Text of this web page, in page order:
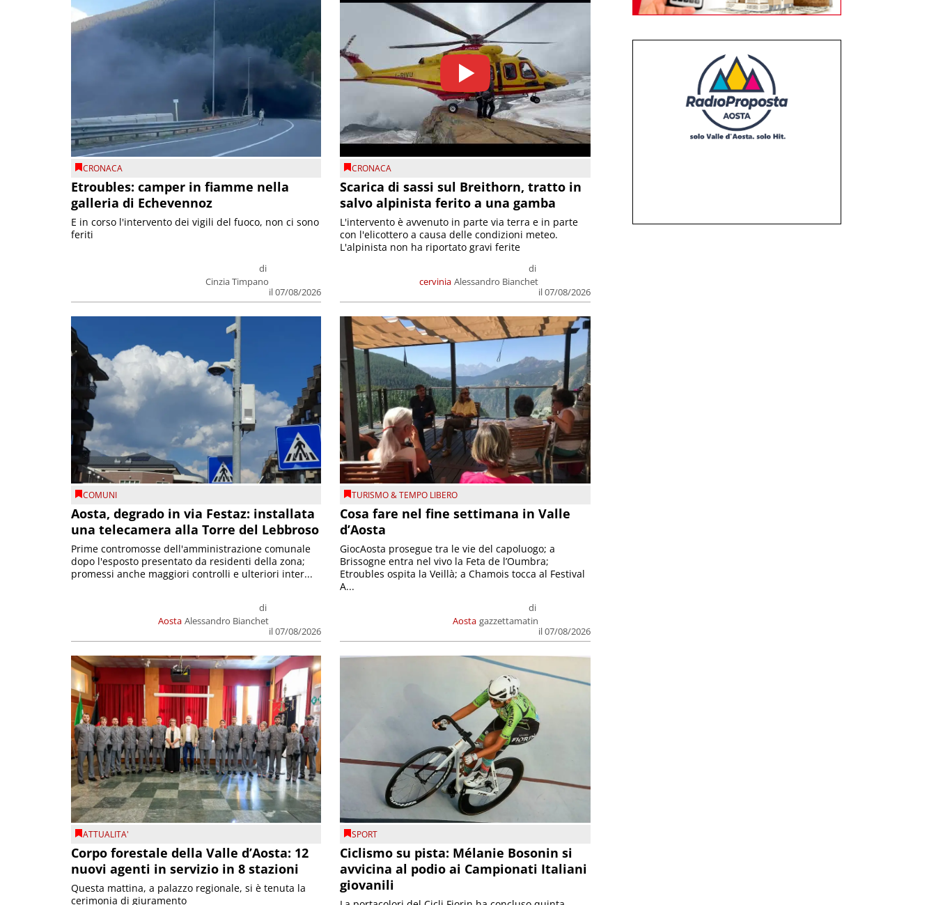
CRONACA
Etroubles: camper in fiamme nella
galleria di Echevennoz
di
Cinzia Timpano
il 07/08/2026
E in corso l'intervento dei vigili del fuoco, non ci sono
feriti
CRONACA
Scarica di sassi sul Breithorn, tratto in
salvo alpinista ferito a una gamba
cervinia
di
Alessandro Bianchet
il 07/08/2026
L'intervento è avvenuto in parte via terra e in parte
con l'elicottero a causa delle condizioni meteo.
L'alpinista non ha riportato gravi ferite
COMUNI
Aosta, degrado in via Festaz: installata
una telecamera alla Torre del Lebbroso
Aosta
di
Alessandro Bianchet
il 07/08/2026
Prime contromosse dell'amministrazione comunale
dopo l'esposto presentato da residenti della zona;
promessi anche maggiori controlli e ulteriori inter...
TURISMO & TEMPO LIBERO
Cosa fare nel fine settimana in Valle
d’Aosta
Aosta
di
gazzettamatin
il 07/08/2026
GiocAosta prosegue tra le vie del capoluogo; a
Brissogne entra nel vivo la Feta de l’Oumbra;
Etroubles ospita la Veillà; a Chamois tocca al Festival
A...
ATTUALITA'
Corpo forestale della Valle d’Aosta: 12
nuovi agenti in servizio in 8 stazioni
Questa mattina, a palazzo regionale, si è tenuta la
cerimonia di giuramento
SPORT
Ciclismo su pista: Mélanie Bosonin si
avvicina al podio ai Campionati Italiani
giovanili